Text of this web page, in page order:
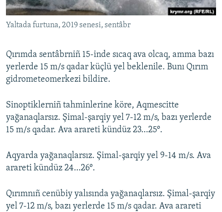
Русский
QOŞULIÑIZ!
RFE/RS bütün saytları
Yaltada furtuna, 2019 senesi, sentâbr
Qırımda sentâbrniñ 15-inde sıcaq ava olcaq, amma bazı
yerlerde 15 m/s qadar küçlü yel beklenile. Bunı Qırım
gidrometeomerkezi bildire.
Sinoptiklerniñ tahminlerine köre, Aqmescitte
yağanaqlarsız. Şimal-şarqiy yel 7-12 m/s, bazı yerlerde
15 m/s qadar. Ava arareti kündüz 23…25º.
Aqyarda yağanaqlarsız. Şimal-şarqiy yel 9-14 m/s. Ava
arareti kündüz 24…26º.
Qırımnıñ cenübiy yalısında yağanaqlarsız. Şimal-şarqiy
yel 7-12 m/s, bazı yerlerde 15 m/s qadar. Ava arareti